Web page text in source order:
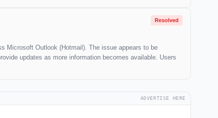
Resolved
Microsoft Outlook (Hotmail). The issue appears to be
updates as more information becomes available. Users
ADVERTISE HERE